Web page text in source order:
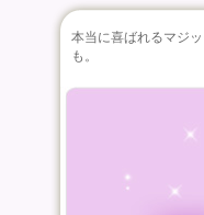
本当に喜ばれるマジ
も。